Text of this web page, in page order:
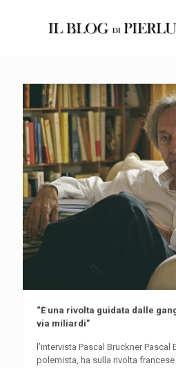
“È una rivolta guidata dalle
via miliardi”
l’intervista Pascal Bruckner
polemista, ha sulla rivolta